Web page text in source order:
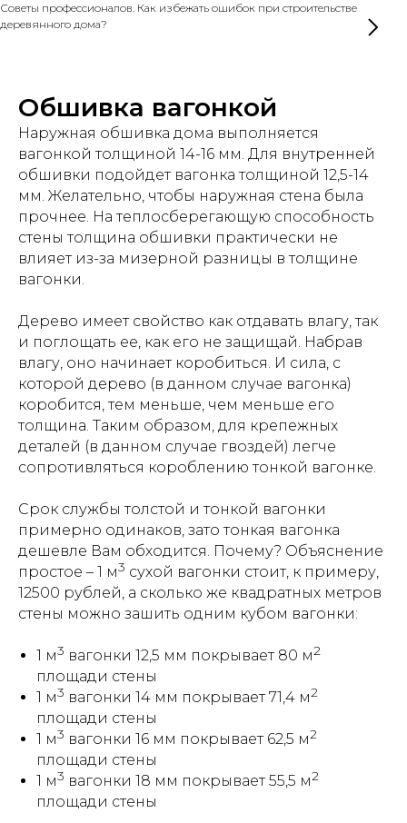
Советы профессионалов. Как избежать ошибок при строительстве
деревянного дома?
Обшивка вагонкой
Наружная обшивка дома выполняется
вагонкой толщиной 14-16 мм. Для внутренней
обшивки подойдет вагонка толщиной 12,5-14
мм. Желательно, чтобы наружная стена была
прочнее. На теплосберегающую способность
стены толщина обшивки практически не
влияет из-за мизерной разницы в толщине
вагонки.
Дерево имеет свойство как отдавать влагу, так
и поглощать ее, как его не защищай. Набрав
влагу, оно начинает коробиться. И сила, с
которой дерево (в данном случае вагонка)
коробится, тем меньше, чем меньше его
толщина. Таким образом, для крепежных
деталей (в данном случае гвоздей) легче
сопротивляться короблению тонкой вагонке.
Срок службы толстой и тонкой вагонки
примерно одинаков, зато тонкая вагонка
дешевле Вам обходится. Почему? Объяснение
простое – 1 м3 сухой вагонки стоит, к примеру,
12500 рублей, а сколько же квадратных метров
стены можно зашить одним кубом вагонки:
1 м3 вагонки 12,5 мм покрывает 80 м2
площади стены
1 м3 вагонки 14 мм покрывает 71,4 м2
площади стены
1 м3 вагонки 16 мм покрывает 62,5 м2
площади стены
1 м3 вагонки 18 мм покрывает 55,5 м2
площади стены